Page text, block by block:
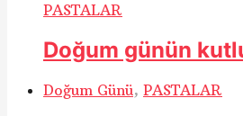
PASTALAR
Doğum günün
Doğum Günü, PASTALAR